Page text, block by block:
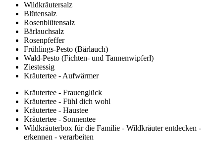
Wildkräutersalz
Blütensalz
Rosenblütensalz
Bärlauchsalz
Rosenpfeffer
Frühlings-Pesto (Bärlauch)
Wald-Pesto (Fichten- und Tannenwipferl)
Ziestessig
Kräutertee - Aufwärmer
Kräutertee - Frauenglück
Kräutertee - Fühl dich wohl
Kräutertee - Haustee
Kräutertee - Sonnentee
Wildkräuterbox für die Familie - Wildkräuter entdecken -
erkennen - verarbeiten